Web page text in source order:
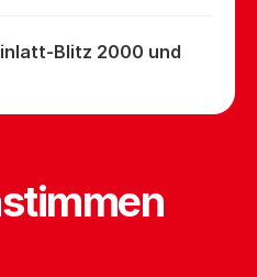
Blitz 2000 und